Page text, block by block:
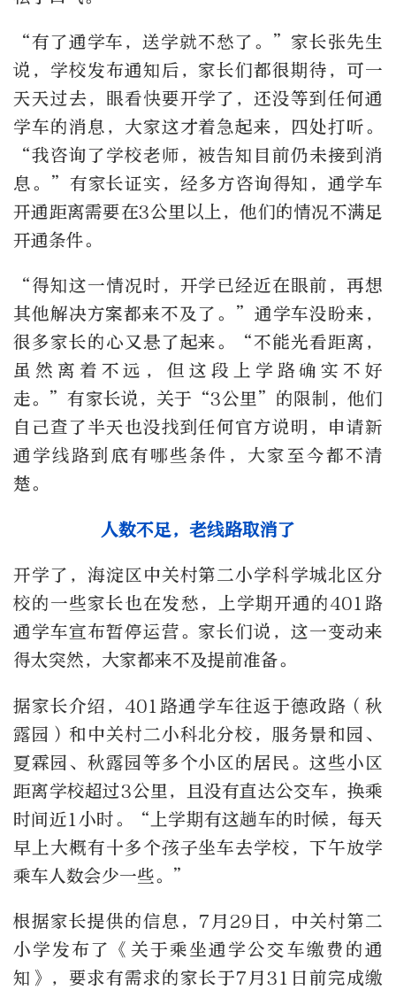
“有了通学车，送学就不愁了。 ” 家长张先生
说，学校发布通知后，家长们都很期待，可一
天天过去，眼看快要开学了，还没等到任何通
学车的消息，大家这才着急起来，四处打听。
“我咨询了学校老师，被告知目前仍未接到消
息。 ” 有家长证实，经多方咨询得知，通学车
开通距离需要在3公里以上，他们的情况不满足
开通条件。
“得知这一情况时，开学已经近在眼前，再想
其他解决方案都来不及了。 ” 通学车没盼来，
很多家长的心又悬了起来。
“不能光看距离，
虽然离着不远，但这段上学路确实不好
走。 ”有家长说，关于 “3公里” 的限制，他们
自己查了半天也没找到任何官方说明，申请新
通学线路到底有哪些条件，大家至今都不清
楚。
人数不足，老线路取消了
开学了，海淀区中关村第二小学科学城北区分
校的一些家长也在发愁，上学期开通的401 路
通学车宣布暂停运营。家长们说，这一变动来
得太突然，大家都来不及提前准备。
据家长介绍， 401 路通学车往返于德政路（秋
露园）和中关村二小科北分校，服务景和园、
夏霖园、秋露园等多个小区的居民。这些小区
距离学校超过3公里，且没有直达公交车，换乘
时间近1 小时。 “ 上学期有这趟车的时候，每天
早上大概有十多个孩子坐车去学校，下午放学
乘车人数会少一些。 ”
根据家长提供的信息， 7 月 29 日，中关村第二
小学发布了《关于乘坐通学公交车缴费的通
知》，要求有需求的家长于7 月31 日前完成缴